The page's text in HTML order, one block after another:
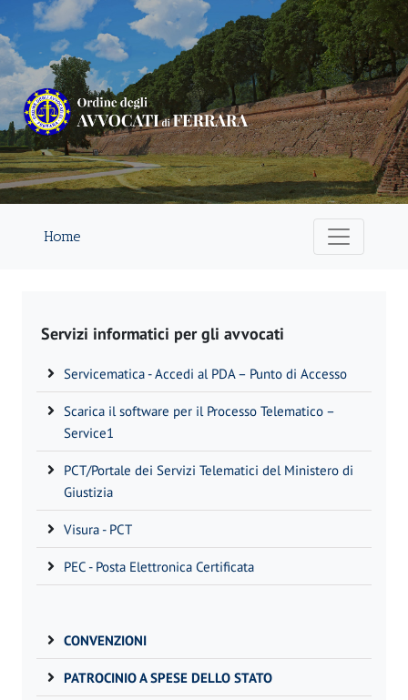
Home
Servizi informatici per gli avvocati
Servicematica - Accedi al PDA – Punto di Accesso
Scarica il software per il Processo Telematico –
Service1
PCT/Portale dei Servizi Telematici del Ministero di
Giustizia
Visura - PCT
PEC - Posta Elettronica Certificata
CONVENZIONI
PATROCINIO A SPESE DELLO STATO